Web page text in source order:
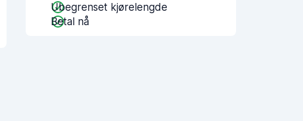
Ubegrenset kjørelengde
Betal nå